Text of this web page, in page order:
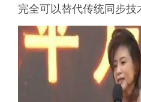
完全可以替代传统同步技